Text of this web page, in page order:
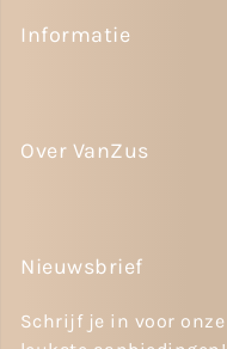
Informatie
Over VanZus
Nieuwsbrief
Schrijf je in voor